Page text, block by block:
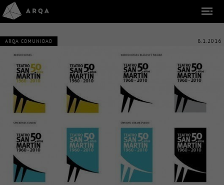
ARQA COMUNIDAD 8.1.2016